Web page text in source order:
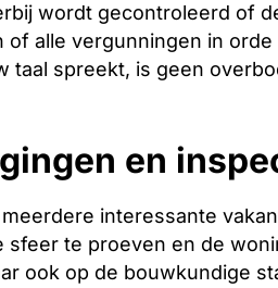
wordt gecontroleerd of
of alle vergunningen in
taal spreekt, is geen
en
interessante
sfeer te proeven en de
ook op de bouwkundige